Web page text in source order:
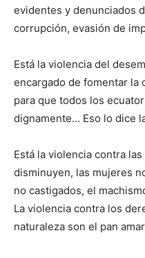
evidentes y denunciados
corrupción, evasión de
Está la violencia del
encargado de fomentar la
para que todos los
dignamente… Eso lo dice
Está la violencia contra
disminuyen, las mujeres
no castigados, el
La violencia contra los
naturaleza son el pan